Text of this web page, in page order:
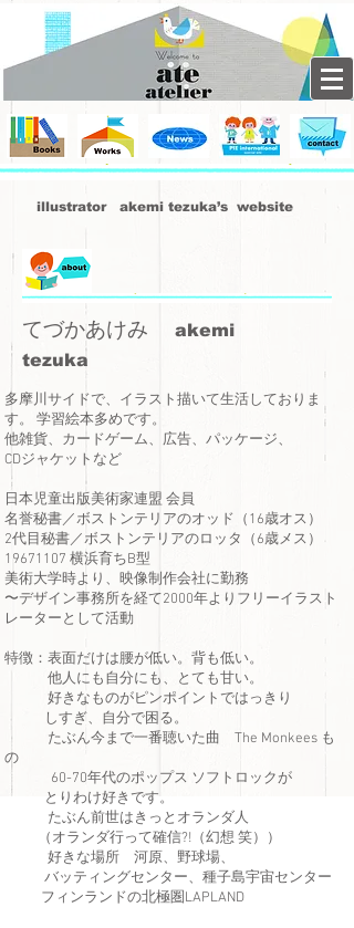
illustrator akemi tezuka’s website
てづかあけみ
akemi
tezuka
多摩川サイドで、イラスト描いて生活しておりま
す。 学習絵本多めです。
他雑貨、カードゲーム、広告、パッケージ、
CDジャケットなど ​
日本児童出版美術家連盟 会員
名誉秘書／ボストンテリアのオッド（16歳オス）
​2代目秘書／ボストンテリアのロッタ（6歳メス）
19671107 横浜育ちB型
美術大学時より、映像制作会社に勤務
〜デザイン事務所を経て2000年よりフリーイラスト
レーターとして活動
特徴：表面だけは腰が低い。背も低い。
他人にも自分にも、とても甘い。
好きなものがピンポイントではっきり
しすぎ、自分で困る。
たぶん今まで一番聴いた曲 The Monkees も
の
60-70年代のポップス ソフトロックが
とりわけ好きです。
たぶん前世はきっとオランダ人
（オランダ行って確信?!（幻想 笑））
好きな場所 河原、野球場、
バッティングセンター、種子島宇宙センター
​ フィンランドの北極圏LAPLAND